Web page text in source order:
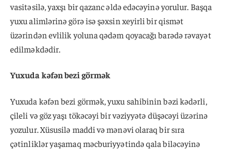
vasitəsilə, yaxşı bir qazanc əldə edəcəyinə yorulur. Başqa
yuxu alimlərinə görə isə şəxsin xeyirli bir qismət
üzərindən evlilik yoluna qədəm qoyacağı barədə rəvayət
edilməkdədir.
Yuxuda kəfən bezi görmək
Yuxuda kəfən bezi görmək, yuxu sahibinin bəzi kədərli,
çileli və göz yaşı tökəcəyi bir vəziyyətə düşəcəyi üzərinə
yozulur. Xüsusilə maddi və mənəvi olaraq bir sıra
çətinliklər yaşamaq məcburiyyətində qala biləcəyinə